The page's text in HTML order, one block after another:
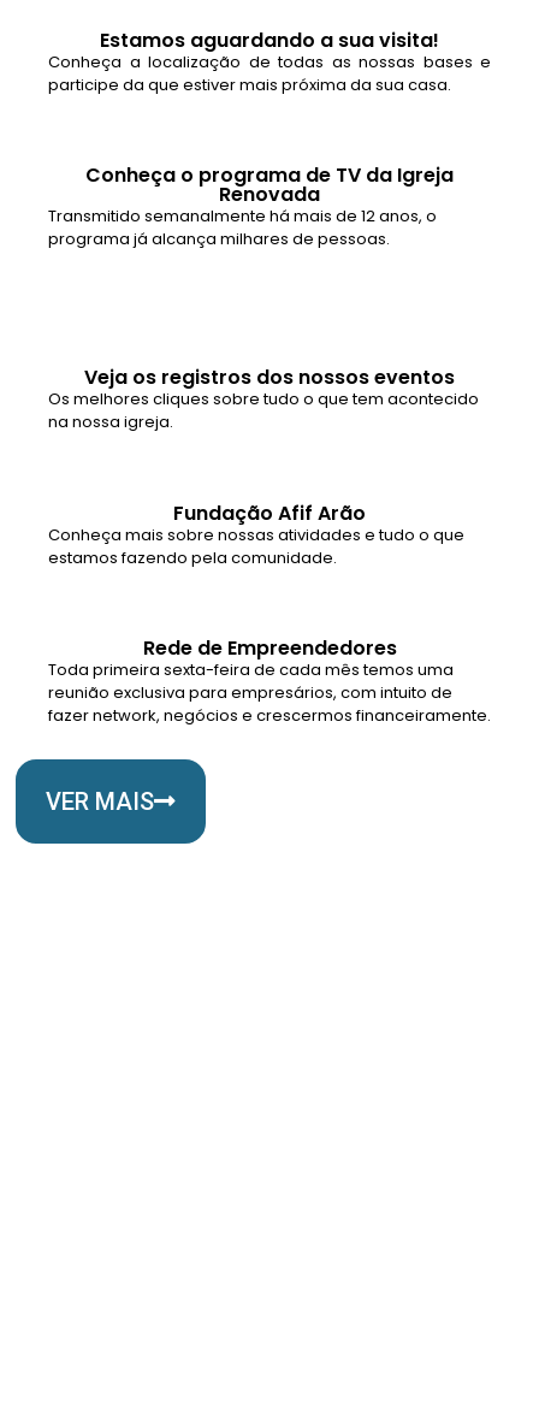
Estamos aguardando a sua visita!
Conheça a localização de todas as nossas bases e
participe da que estiver mais próxima da sua casa.
Conheça o programa de TV da Igreja
Renovada
Transmitido semanalmente há mais de 12 anos, o
programa já alcança milhares de pessoas.
Veja os registros dos nossos eventos
Os melhores cliques sobre tudo o que tem acontecido
na nossa igreja.
Fundação Afif Arão
Conheça mais sobre nossas atividades e tudo o que
estamos fazendo pela comunidade.
Rede de Empreendedores
Toda primeira sexta-feira de cada mês temos uma
reunião exclusiva para empresários, com intuito de
fazer network, negócios e crescermos financeiramente.
VER MAIS